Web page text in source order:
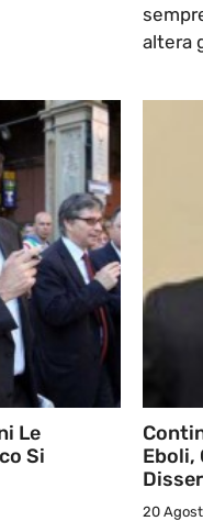
altera
Le
Si
Eboli,
20